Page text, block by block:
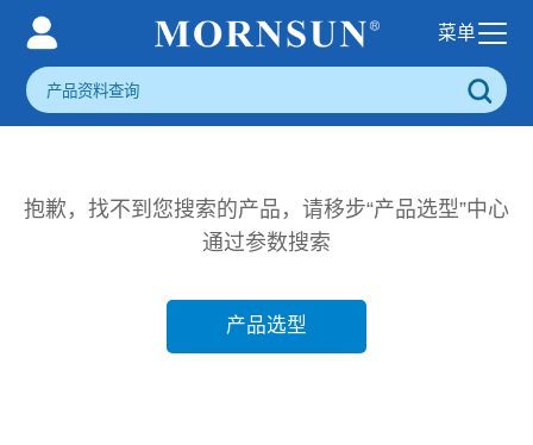
抱歉，找不到您搜索的产品，请移步“产品选型”中心
通过参数搜索
产品选型